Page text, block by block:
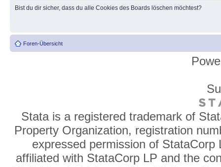
Bist du dir sicher, dass du alle Cookies des Boards löschen möchtest?
Foren-Übersicht
Stata is a registered trademark of
Property Organization, registration
expressed permission of
affiliated with StataCorp LP and the